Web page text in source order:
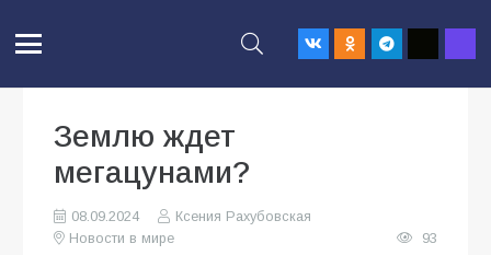
Землю ждет
мегацунами?
08.09.2024
Ксения Рахубовская
Новости в мире
93